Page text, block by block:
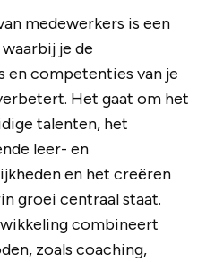
medewerkers is een
je de
en competenties van je
Het gaat om het
talenten, het
leer- en
en het creëren
groei centraal staat.
combineert
zoals coaching,